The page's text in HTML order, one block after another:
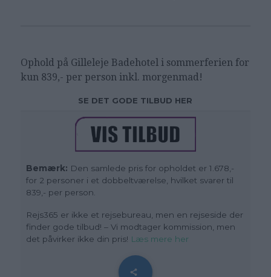
Ophold på Gilleleje Badehotel i sommerferien for
kun 839,- per person inkl. morgenmad!
SE DET GODE TILBUD HER
Bemærk: Den samlede pris for opholdet er 1.678,-
for 2 personer i et dobbeltværelse, hvilket svarer til
839,- per person.
Rejs365 er ikke et rejsebureau, men en rejseside der
finder gode tilbud! – Vi modtager kommission, men
det påvirker ikke din pris! Læs mere her